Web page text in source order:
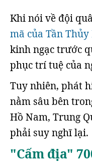
Khi nói về đội
mã của Tần Thủy
kinh ngạc trước
phục trí tuệ của
Tuy nhiên, phát
nằm sâu bên
Hồ Nam, Trung
phải suy nghĩ lại.
"Cấm địa"